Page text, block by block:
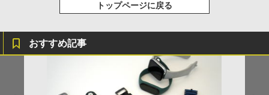
トップページに戻る
おすすめ記事